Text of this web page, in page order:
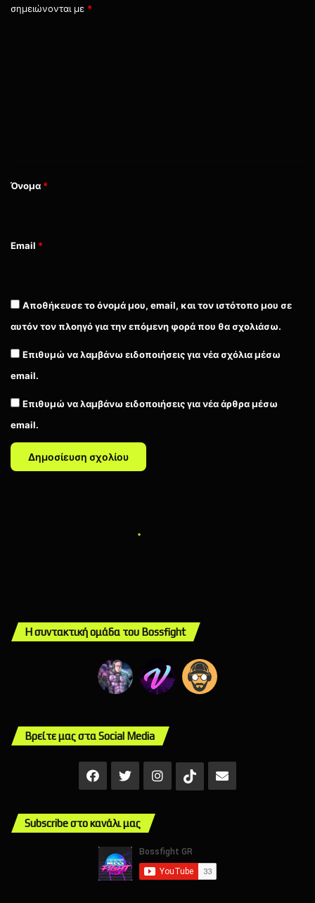
σημειώνονται με *
Όνομα *
Email *
Αποθήκευσε το όνομά μου, email, και τον ιστότοπο μου σε
αυτόν τον πλοηγό για την επόμενη φορά που θα σχολιάσω.
Επιθυμώ να λαμβάνω ειδοποιήσεις για νέα σχόλια μέσω
email.
Επιθυμώ να λαμβάνω ειδοποιήσεις για νέα άρθρα μέσω
email.
Η συντακτική ομάδα του Bossfight
Βρείτε μας στα Social Media
Facebook
X InstagramTikTokMail
Subscribe στο κανάλι μας